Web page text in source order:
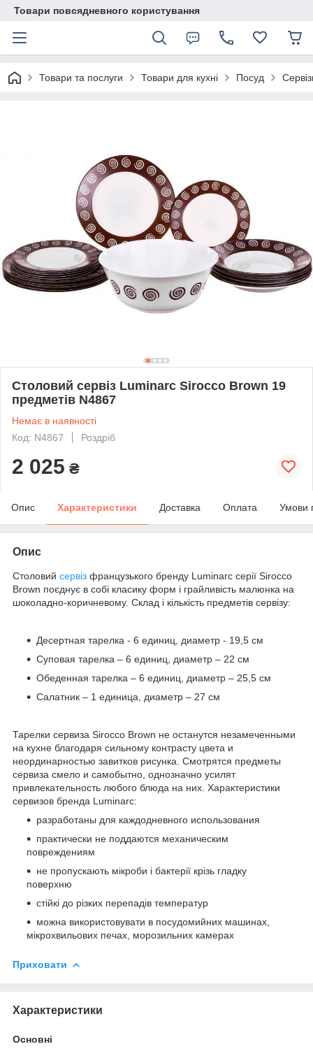
Товари повсядневного користування
Товари та послуги Товари для кухні Посуд
Столовий сервіз Luminarc Sirocco Brown 19
предметів N4867
Немає в наявності
Код: N4867
Роздріб
2 025 ₴
Опис Характеристики Доставка Оплата Умови
Опис
Столовий сервіз французького бренду Luminarc серії Sirocco
Brown поєднує в собі класику форм і грайливість малюнка на
шоколадно-коричневому. Склад і кількість предметів сервізу:
Десертная тарелка - 6 единиц, диаметр - 19,5 см
Суповая тарелка – 6 единиц, диаметр – 22 см
Обеденная тарелка – 6 единиц, диаметр – 25,5 см
Салатник – 1 единица, диаметр – 27 см
Тарелки сервиза Sirocco Brown не останутся незамеченными
на кухне благодаря сильному контрасту цвета и
неординарностью завитков рисунка. Смотрятся предметы
сервиза смело и самобытно, однозначно усилят
привлекательность любого блюда на них. Характеристики
сервизов бренда Luminarc:
разработаны для каждодневного использования
практически не поддаются механическим
повреждениям
не пропускають мікроби і бактерії крізь гладку
поверхню
стійкі до різких перепадів температур
можна використовувати в посудомийних машинах,
мікрохвильових печах, морозильних камерах
Приховати
Характеристики
Основні